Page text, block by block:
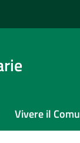
Vivere il